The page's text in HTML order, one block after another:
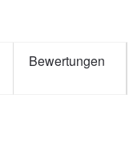
Bewertungen